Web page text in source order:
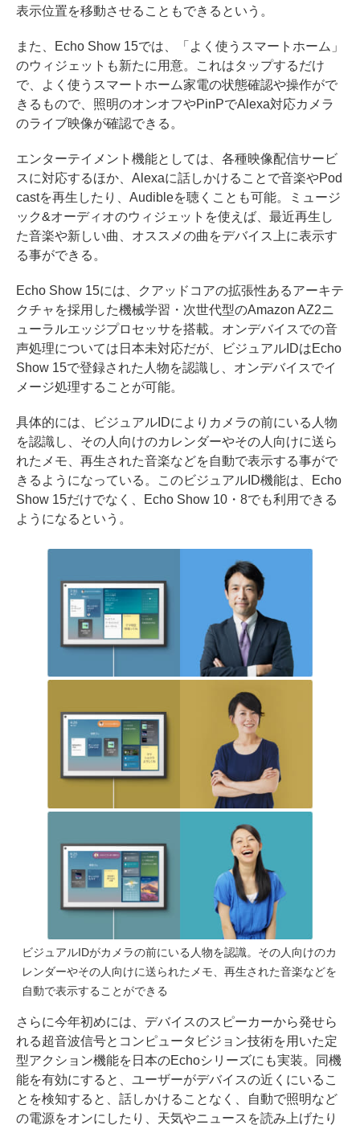
表示位置を移動させることもできるという。
また、Echo Show 15では、「よく使うスマートホーム」
のウィジェットも新たに用意。これはタップするだけ
で、よく使うスマートホーム家電の状態確認や操作がで
きるもので、照明のオンオフやPinPでAlexa対応カメラ
のライブ映像が確認できる。
エンターテイメント機能としては、各種映像配信サービ
スに対応するほか、Alexaに話しかけることで音楽やPod
castを再生したり、Audibleを聴くことも可能。ミュージ
ック&オーディオのウィジェットを使えば、最近再生し
た音楽や新しい曲、オススメの曲をデバイス上に表示す
る事ができる。
Echo Show 15には、クアッドコアの拡張性あるアーキテ
クチャを採用した機械学習・次世代型のAmazon AZ2ニ
ューラルエッジプロセッサを搭載。オンデバイスでの音
声処理については日本未対応だが、ビジュアルIDはEcho
Show 15で登録された人物を認識し、オンデバイスでイ
メージ処理することが可能。
具体的には、ビジュアルIDによりカメラの前にいる人物
を認識し、その人向けのカレンダーやその人向けに送ら
れたメモ、再生された音楽などを自動で表示する事がで
きるようになっている。このビジュアルID機能は、Echo
Show 15だけでなく、Echo Show 10・8でも利用できる
ようになるという。
ビジュアルIDがカメラの前にいる人物を認識。その人向けのカ
レンダーやその人向けに送られたメモ、再生された音楽などを
自動で表示することができる
さらに今年初めには、デバイスのスピーカーから発せら
れる超音波信号とコンピュータビジョン技術を用いた定
型アクション機能を日本のEchoシリーズにも実装。同機
能を有効にすると、ユーザーがデバイスの近くにいるこ
とを検知すると、話しかけることなく、自動で照明など
の電源をオンにしたり、天気やニュースを読み上げたり